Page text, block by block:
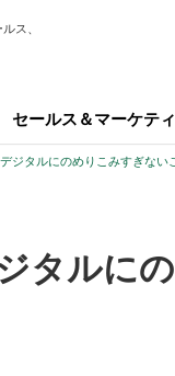
ス、
セールス＆マーケテ
ジタルにのめりこみすぎない
タルに